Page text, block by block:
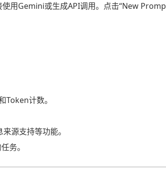
用Gemini或生成API调用。点击“New Promp
计数。
源支持等功能。
务。